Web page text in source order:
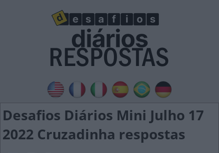
Desafios Diários Mini Julho 17
2022 Cruzadinha respostas